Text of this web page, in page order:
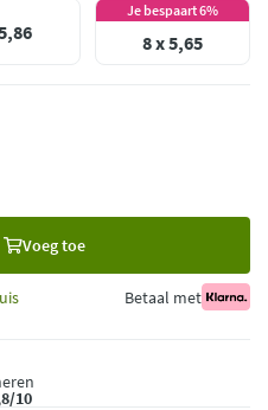
Je bespaart 6%
8 x 5,65
Voeg toe
Betaal met
10